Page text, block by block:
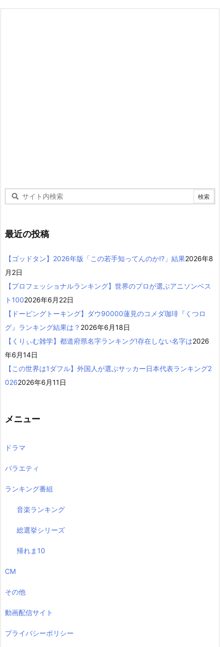
最近の投稿
【ゴッドタン】2026年版「この若手知ってんのか!?」結果2026年8
月2日
【プロフェッショナルランキング】世界のプロが選ぶアニソンベス
ト1002026年6月22日
【ドーピングトーキング】ダウ90000蓮見のコメダ珈琲『くつロ
グ』ランキング結果は？ 2026年6月18日
【くりぃむ雑学】都道府県名字ランキング!存在しない名字は2026
年6月14日
【この世界は1ダフル】外国人が選ぶサッカー日本代表ランキング2
0262026年6月11日
メニュー
ドラマ
バラエティ
ランキング番組
音楽ランキング
総選挙シリーズ
帰れま10
CM
その他
動画配信サイト
プライバシーポリシー